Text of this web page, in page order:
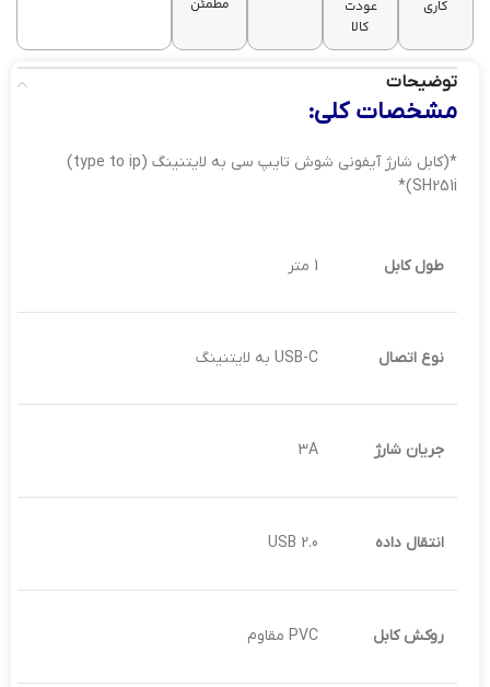
کاری
عودت
کالا
مطمئن
توضیحات
مشخصات کلی:
*(کابل شارژ آیفونی شوش تایپ سی به لایتنینگ (type to ip)
SH251i)*
طول کابل 1 متر
نوع اتصال USB-C به لایتنینگ
جریان شارژ 3A
انتقال داده USB 2.0
روکش کابل PVC مقاوم